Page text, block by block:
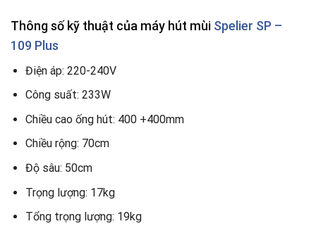
Thông số kỹ thuật của máy hút mùi Spelier SP –
109 Plus
Điện áp: 220-240V
Công suất: 233W
Chiều cao ống hút: 400 +400mm
Chiều rộng: 70cm
Độ sâu: 50cm
Trọng lượng: 17kg
Tổng trọng lượng: 19kg